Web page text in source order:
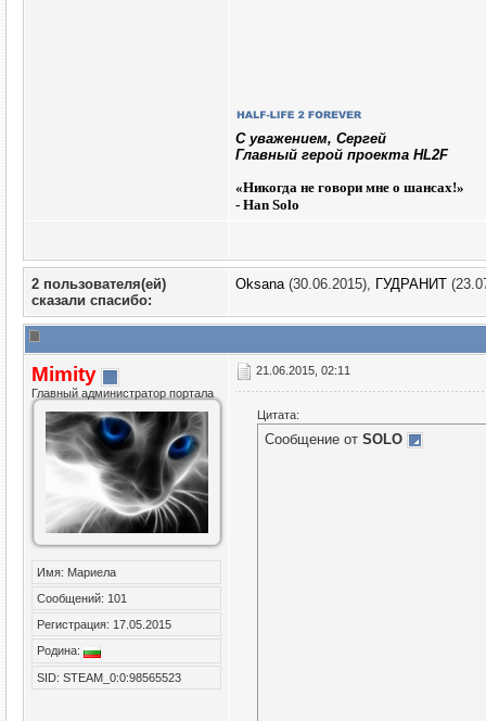
C уважением, Сергей
Главный герой проекта HL2F
«Никогда не говори мне о шансах!»
- Han Solo
2 пользователя(ей)
сказали cпасибо:
Oksana(30.06.2015), ГУДРАНИТ
Mimity
Главный администратор портала
Имя: Мариела
Сообщений: 101
Регистрация: 17.05.2015
Родина:
SID: STEAM_0:0:98565523
21.06.2015, 02:11
Цитата:
Сообщение от SOLO